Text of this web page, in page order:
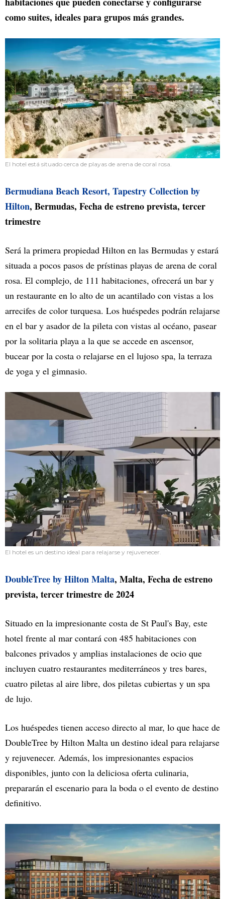
como suites, ideales para grupos más grandes.
El hotel está situado cerca de playas de arena de coral rosa.
Bermudiana Beach Resort, Tapestry Collection by
Hilton, Bermudas, Fecha de estreno prevista, tercer
trimestre
Será la primera propiedad Hilton en las Bermudas y estará
situada a pocos pasos de prístinas playas de arena de coral
rosa. El complejo, de 111 habitaciones, ofrecerá un bar y
un restaurante en lo alto de un acantilado con vistas a los
arrecifes de color turquesa. Los huéspedes podrán relajarse
en el bar y asador de la pileta con vistas al océano, pasear
por la solitaria playa a la que se accede en ascensor,
bucear por la costa o relajarse en el lujoso spa, la terraza
de yoga y el gimnasio.
El hotel es un destino ideal para relajarse y rejuvenecer.
DoubleTree by Hilton Malta, Malta, Fecha de estreno
prevista, tercer trimestre de 2024
Situado en la impresionante costa de St Paul's Bay, este
hotel frente al mar contará con 485 habitaciones con
balcones privados y amplias instalaciones de ocio que
incluyen cuatro restaurantes mediterráneos y tres bares,
cuatro piletas al aire libre, dos piletas cubiertas y un spa
de lujo.
Los huéspedes tienen acceso directo al mar, lo que hace de
DoubleTree by Hilton Malta un destino ideal para relajarse
y rejuvenecer. Además, los impresionantes espacios
disponibles, junto con la deliciosa oferta culinaria,
prepararán el escenario para la boda o el evento de destino
definitivo.